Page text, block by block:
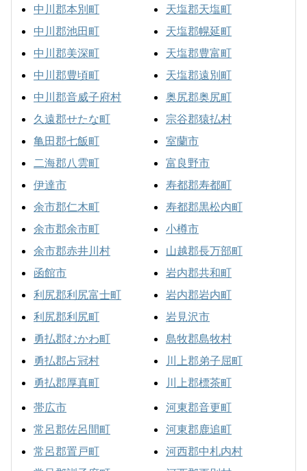
中川郡本別町
中川郡池田町
中川郡美深町
中川郡豊頃町
中川郡音威子府村
久遠郡せたな町
亀田郡七飯町
二海郡八雲町
伊達市
余市郡仁木町
余市郡余市町
余市郡赤井川村
函館市
利尻郡利尻富士町
利尻郡利尻町
勇払郡むかわ町
勇払郡占冠村
勇払郡厚真町
天塩郡天塩町
天塩郡幌延町
天塩郡豊富町
天塩郡遠別町
奥尻郡奥尻町
宗谷郡猿払村
室蘭市
富良野市
寿都郡寿都町
寿都郡黒松内町
小樽市
山越郡長万部町
岩内郡共和町
岩内郡岩内町
岩見沢市
島牧郡島牧村
川上郡弟子屈町
川上郡標茶町
帯広市
常呂郡佐呂間町
常呂郡置戸町
河東郡音更町
河東郡鹿追町
河西郡中札内村